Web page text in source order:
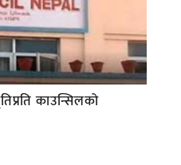
काउन्सिलको